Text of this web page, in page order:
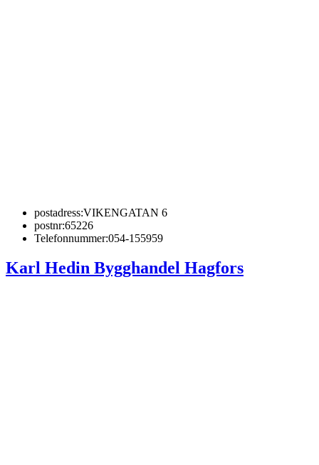
postadress:VIKENGATAN 6
postnr:65226
Telefonnummer:054-155959
Karl Hedin Bygghandel Hagfors